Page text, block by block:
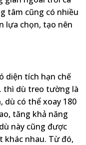
tâm cũng có nhiều
lựa chọn, tạo nên
diện tích hạn chế
thì dù treo tường là
dù có thể xoay 180
tăng khả năng
này cũng được
khác nhau. Từ đó,